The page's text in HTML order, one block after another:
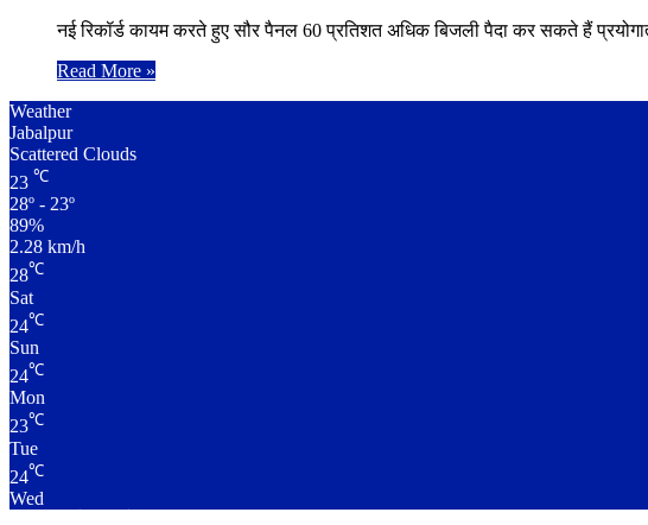
नई रिकॉर्ड कायम करते हुए सौर पैनल 60 प्रतिशत अधिक बिजली पैदा कर सकते हैं
Read More »
Weather
Jabalpur
Scattered Clouds
23 ℃
28º - 23º
89%
2.28 km/h
28℃
Sat
24℃
Sun
24℃
Mon
23℃
Tue
24℃
Wed